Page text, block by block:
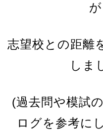
が
志望校との距離
しま
(過去問や模試
ログを参考に